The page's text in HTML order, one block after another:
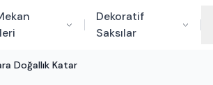
Dekoratif
Saksılar
Doğallık Katar